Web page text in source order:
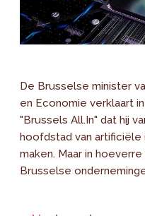
De Brusselse minister
en Economie verklaart
"Brussels All.In" dat hij
hoofdstad van artificiële
maken. Maar in
Brusselse